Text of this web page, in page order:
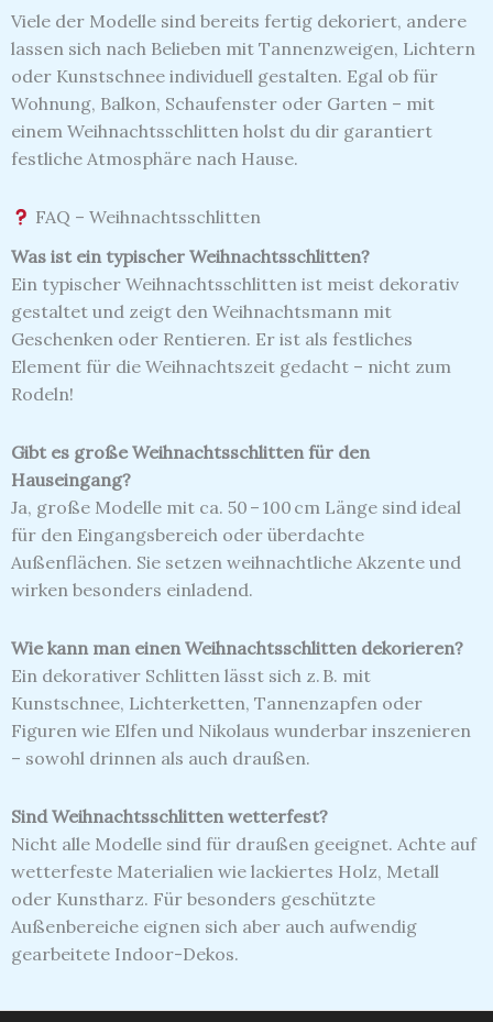
Viele der Modelle sind bereits fertig dekoriert, andere
lassen sich nach Belieben mit Tannenzweigen, Lichtern
oder Kunstschnee individuell gestalten. Egal ob für
Wohnung, Balkon, Schaufenster oder Garten – mit
einem Weihnachtsschlitten holst du dir garantiert
festliche Atmosphäre nach Hause.
FAQ – Weihnachtsschlitten
Was ist ein typischer Weihnachtsschlitten?
Ein typischer Weihnachtsschlitten ist meist dekorativ
gestaltet und zeigt den Weihnachtsmann mit
Geschenken oder Rentieren. Er ist als festliches
Element für die Weihnachtszeit gedacht – nicht zum
Rodeln!
Gibt es große Weihnachtsschlitten für den
Hauseingang?
Ja, große Modelle mit ca. 50 – 100 cm Länge sind ideal
für den Eingangsbereich oder überdachte
Außenflächen. Sie setzen weihnachtliche Akzente und
wirken besonders einladend.
Wie kann man einen Weihnachtsschlitten dekorieren?
Ein dekorativer Schlitten lässt sich z. B. mit
Kunstschnee, Lichterketten, Tannenzapfen oder
Figuren wie Elfen und Nikolaus wunderbar inszenieren
– sowohl drinnen als auch draußen.
Sind Weihnachtsschlitten wetterfest?
Nicht alle Modelle sind für draußen geeignet. Achte auf
wetterfeste Materialien wie lackiertes Holz, Metall
oder Kunstharz. Für besonders geschützte
Außenbereiche eignen sich aber auch aufwendig
gearbeitete Indoor-Dekos.